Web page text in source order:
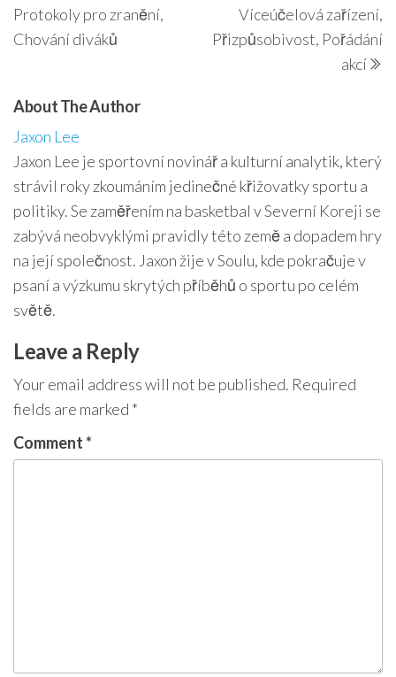
Protokoly pro zranění,
Chování diváků
Víceúčelová zařízení,
Přizpůsobivost, Pořádání
akcí
About The Author
Jaxon Lee
Jaxon Lee je sportovní novinář a kulturní analytik, který
strávil roky zkoumáním jedinečné křižovatky sportu a
politiky. Se zaměřením na basketbal v Severní Koreji se
zabývá neobvyklými pravidly této země a dopadem hry
na její společnost. Jaxon žije v Soulu, kde pokračuje v
psaní a výzkumu skrytých příběhů o sportu po celém
světě.
Leave a Reply
Your email address will not be published. Required
fields are marked *
Comment*